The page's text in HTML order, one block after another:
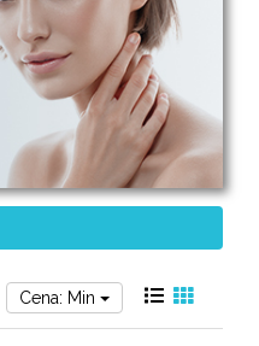
Cena: Min